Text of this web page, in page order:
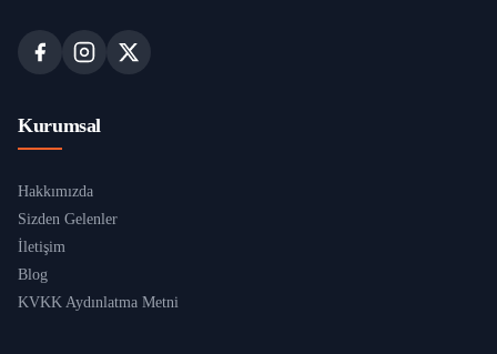
Kurumsal
Hakkımızda
Sizden Gelenler
İletişim
Blog
KVKK Aydınlatma Metni